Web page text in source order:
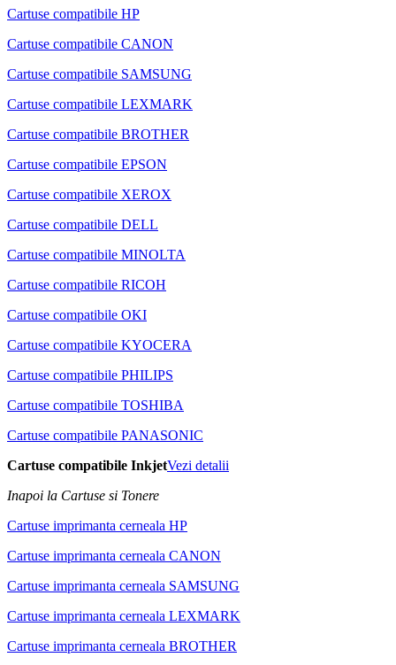
Cartuse compatibile HP
Cartuse compatibile CANON
Cartuse compatibile SAMSUNG
Cartuse compatibile LEXMARK
Cartuse compatibile BROTHER
Cartuse compatibile EPSON
Cartuse compatibile XEROX
Cartuse compatibile DELL
Cartuse compatibile MINOLTA
Cartuse compatibile RICOH
Cartuse compatibile OKI
Cartuse compatibile KYOCERA
Cartuse compatibile PHILIPS
Cartuse compatibile TOSHIBA
Cartuse compatibile PANASONIC
Cartuse compatibile InkjetVezi detalii
Inapoi la Cartuse si Tonere
Cartuse imprimanta cerneala HP
Cartuse imprimanta cerneala CANON
Cartuse imprimanta cerneala SAMSUNG
Cartuse imprimanta cerneala LEXMARK
Cartuse imprimanta cerneala BROTHER